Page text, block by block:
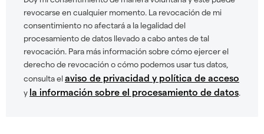
revocarse en cualquier momento. La revocación de mi
consentimiento no afectará a la legalidad del
procesamiento de datos llevado a cabo antes de tal
revocación. Para más información sobre cómo ejercer el
derecho de revocación o cómo podemos usar tus datos,
consulta elaviso de privacidad y política de acceso
y la información sobre el procesamiento de datos.